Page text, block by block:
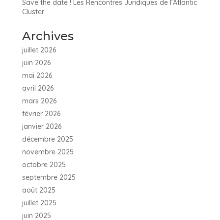
Save the date ! Les Rencontres Juridiques de l’Atlantic
Cluster
Archives
juillet 2026
juin 2026
mai 2026
avril 2026
mars 2026
février 2026
janvier 2026
décembre 2025
novembre 2025
octobre 2025
septembre 2025
août 2025
juillet 2025
juin 2025